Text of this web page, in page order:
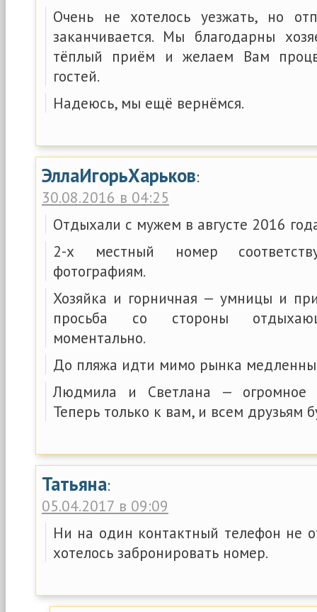
Очень не хотелось уезжать, но
заканчивается. Мы благодарны
тёплый приём и желаем Вам
гостей.
Надеюсь, мы ещё вернёмся.
ЭллаИгорьХарьков:
30.08.2016 в 04:25
Отдыхали с мужем в августе 2016
2-х местный номер
фотографиям.
Хозяйка и горничная — умницы и
просьба со стороны
моментально.
До пляжа идти мимо рынка
Людмила и Светлана — огромное
Теперь только к вам, и всем друзьям
Татьяна:
05.04.2017 в 09:09
Ни на один контактный телефон не
хотелось забронировать номер.